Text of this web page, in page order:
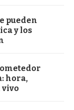
pueden
y los
hora,
vivo